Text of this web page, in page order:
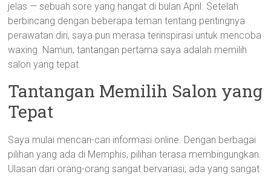
jelas — sebuah sore yang hangat di bulan April. Setelah
berbincang dengan beberapa teman tentang pentingnya
perawatan diri, saya pun merasa terinspirasi untuk mencoba
waxing. Namun, tantangan pertama saya adalah memilih
salon yang tepat.
Tantangan Memilih Salon yang
Tepat
Saya mulai mencari-cari informasi online. Dengan berbagai
pilihan yang ada di Memphis, pilihan terasa membingungkan.
Ulasan dari orang-orang sangat bervariasi; ada yang sangat